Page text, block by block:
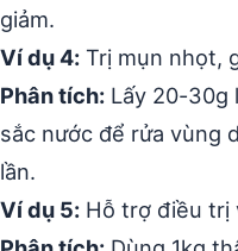
giảm.
Ví dụ 4: Trị mụn nhọt,
Phân tích: Lấy 20-30g
sắc nước để rửa vùng
lần.
Ví dụ 5: Hỗ trợ điều trị